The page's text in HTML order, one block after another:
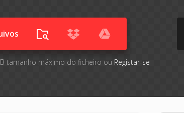
tamanho máximo do ficheiro ou Registar-se